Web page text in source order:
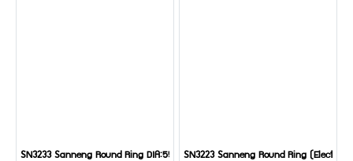
SN3233 Sanneng Round Ring DIA:55*30 mmSN3223 Sanneng Round Ring